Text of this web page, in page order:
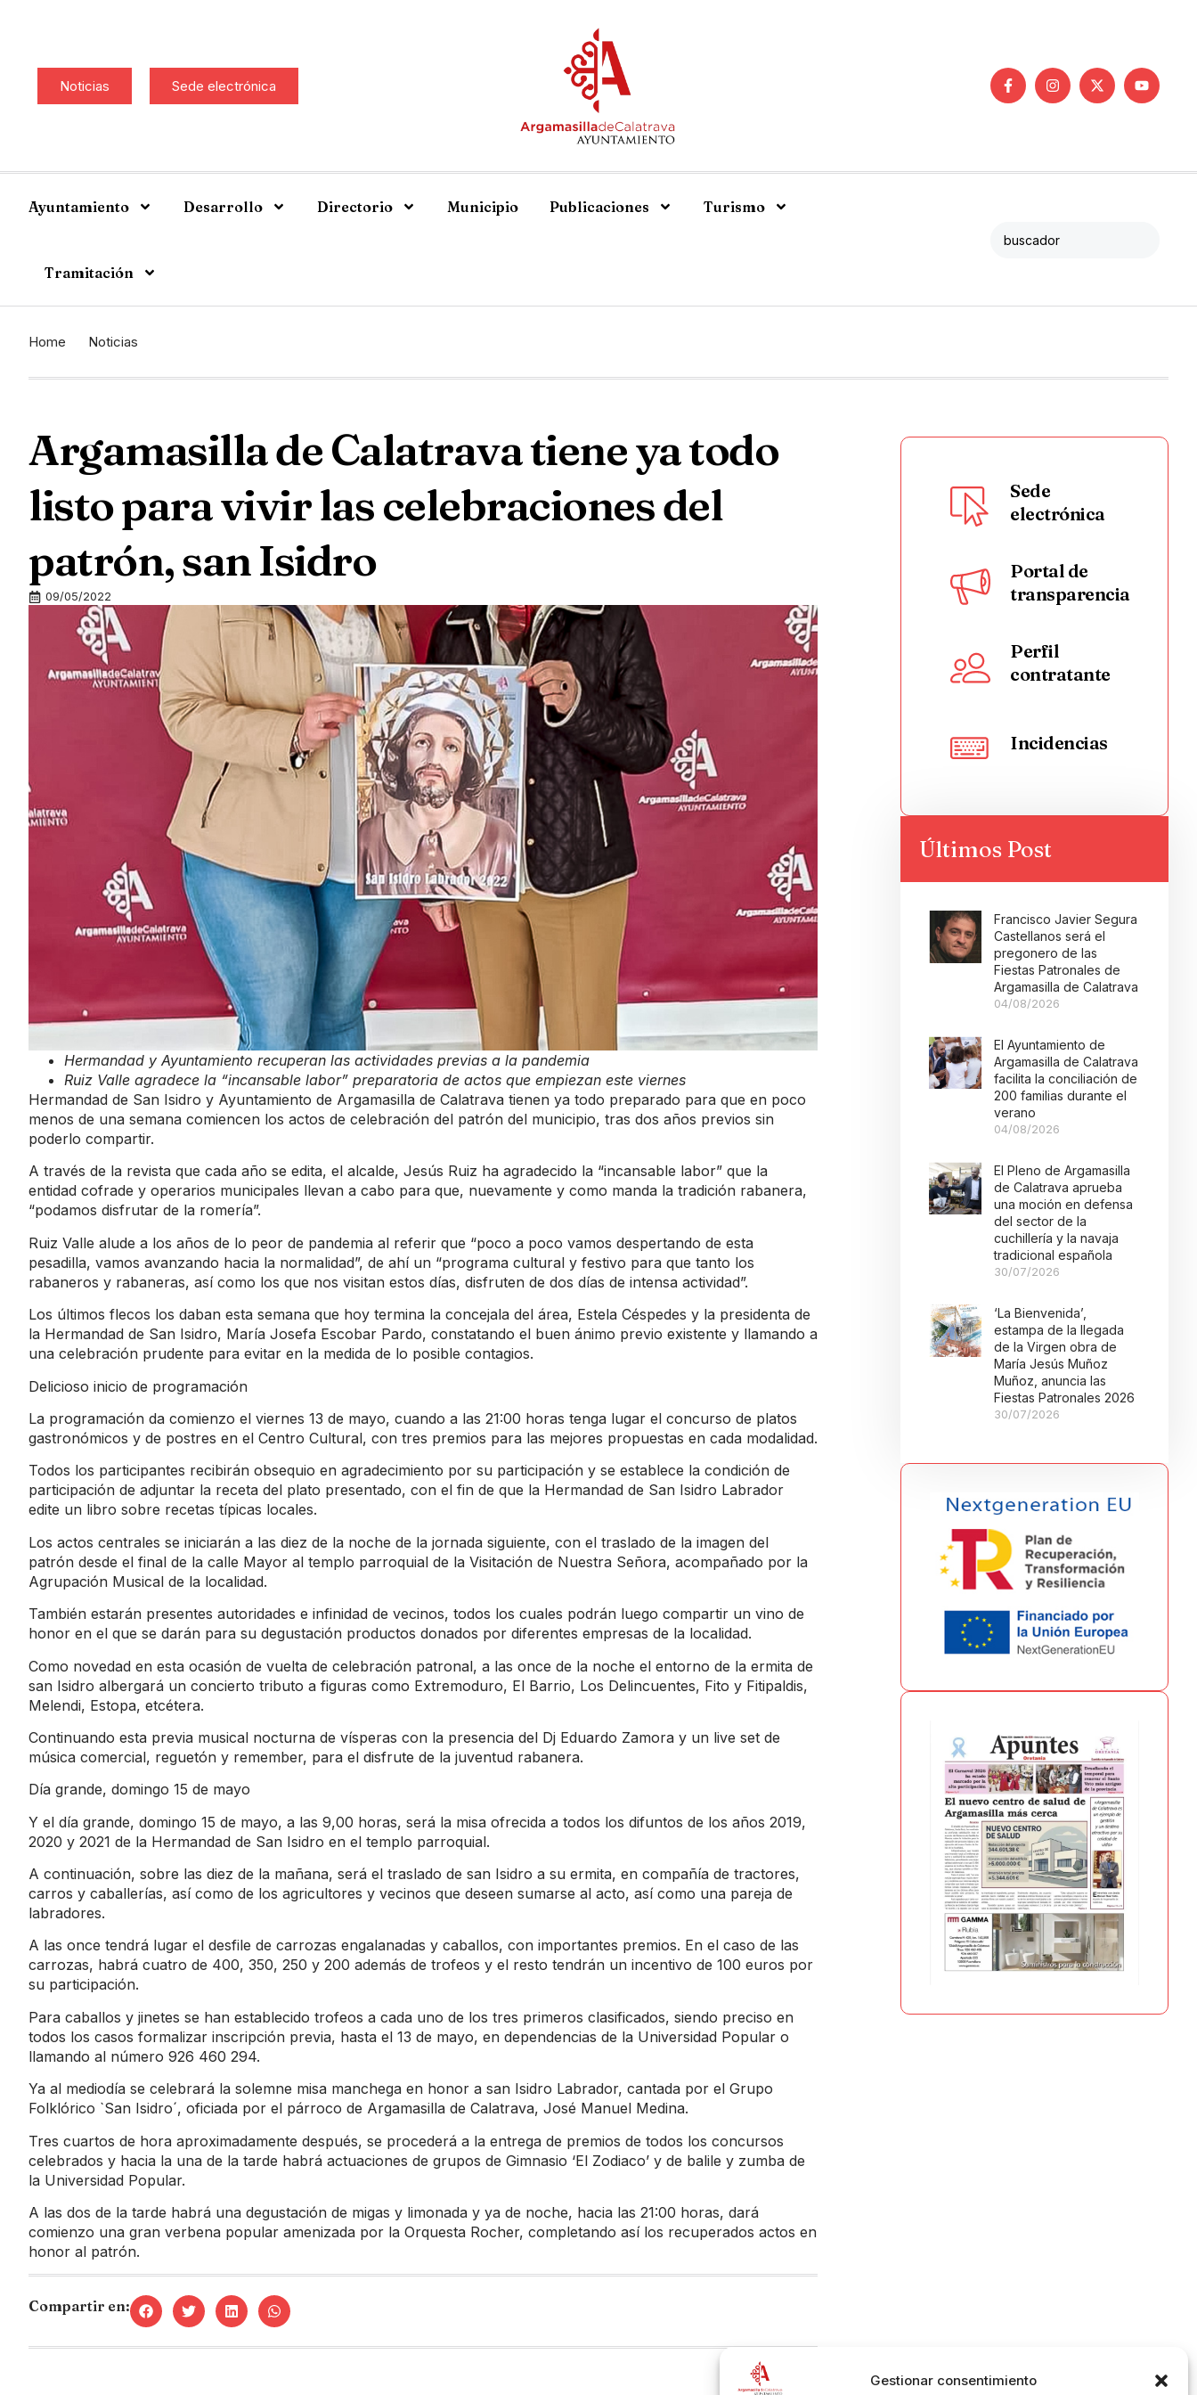
Gestionar consentimiento
Noticias Sede electrónica
Ayuntamiento Desarrollo Directorio Municipio Publicaciones Turismo
Tramitación
Home Noticias
Argamasilla de Calatrava tiene ya todo
listo para vivir las celebraciones del
patrón, san Isidro
09/05/2022
Hermandad y Ayuntamiento recuperan las actividades previas a la pandemia
Ruiz Valle agradece la “incansable labor” preparatoria de actos que empiezan este viernes
Hermandad de San Isidro y Ayuntamiento de Argamasilla de Calatrava tienen ya todo preparado para que en poco
menos de una semana comiencen los actos de celebración del patrón del municipio, tras dos años previos sin
poderlo compartir.
A través de la revista que cada año se edita, el alcalde, Jesús Ruiz ha agradecido la “incansable labor” que la
entidad cofrade y operarios municipales llevan a cabo para que, nuevamente y como manda la tradición rabanera,
“podamos disfrutar de la romería”.
Ruiz Valle alude a los años de lo peor de pandemia al referir que “poco a poco vamos despertando de esta
pesadilla, vamos avanzando hacia la normalidad”, de ahí un “programa cultural y festivo para que tanto los
rabaneros y rabaneras, así como los que nos visitan estos días, disfruten de dos días de intensa actividad”.
Los últimos flecos los daban esta semana que hoy termina la concejala del área, Estela Céspedes y la presidenta de
la Hermandad de San Isidro, María Josefa Escobar Pardo, constatando el buen ánimo previo existente y llamando a
una celebración prudente para evitar en la medida de lo posible contagios.
Delicioso inicio de programación
La programación da comienzo el viernes 13 de mayo, cuando a las 21:00 horas tenga lugar el concurso de platos
gastronómicos y de postres en el Centro Cultural, con tres premios para las mejores propuestas en cada modalidad.
Todos los participantes recibirán obsequio en agradecimiento por su participación y se establece la condición de
participación de adjuntar la receta del plato presentado, con el fin de que la Hermandad de San Isidro Labrador
edite un libro sobre recetas típicas locales.
Los actos centrales se iniciarán a las diez de la noche de la jornada siguiente, con el traslado de la imagen del
patrón desde el final de la calle Mayor al templo parroquial de la Visitación de Nuestra Señora, acompañado por la
Agrupación Musical de la localidad.
También estarán presentes autoridades e infinidad de vecinos, todos los cuales podrán luego compartir un vino de
honor en el que se darán para su degustación productos donados por diferentes empresas de la localidad.
Como novedad en esta ocasión de vuelta de celebración patronal, a las once de la noche el entorno de la ermita de
san Isidro albergará un concierto tributo a figuras como Extremoduro, El Barrio, Los Delincuentes, Fito y Fitipaldis,
Melendi, Estopa, etcétera.
Continuando esta previa musical nocturna de vísperas con la presencia del Dj Eduardo Zamora y un live set de
música comercial, reguetón y remember, para el disfrute de la juventud rabanera.
Día grande, domingo 15 de mayo
Y el día grande, domingo 15 de mayo, a las 9,00 horas, será la misa ofrecida a todos los difuntos de los años 2019,
2020 y 2021 de la Hermandad de San Isidro en el templo parroquial.
A continuación, sobre las diez de la mañana, será el traslado de san Isidro a su ermita, en compañía de tractores,
carros y caballerías, así como de los agricultores y vecinos que deseen sumarse al acto, así como una pareja de
labradores.
A las once tendrá lugar el desfile de carrozas engalanadas y caballos, con importantes premios. En el caso de las
carrozas, habrá cuatro de 400, 350, 250 y 200 además de trofeos y el resto tendrán un incentivo de 100 euros por
su participación.
Para caballos y jinetes se han establecido trofeos a cada uno de los tres primeros clasificados, siendo preciso en
todos los casos formalizar inscripción previa, hasta el 13 de mayo, en dependencias de la Universidad Popular o
llamando al número 926 460 294.
Ya al mediodía se celebrará la solemne misa manchega en honor a san Isidro Labrador, cantada por el Grupo
Folklórico `San Isidro´, oficiada por el párroco de Argamasilla de Calatrava, José Manuel Medina.
Tres cuartos de hora aproximadamente después, se procederá a la entrega de premios de todos los concursos
celebrados y hacia la una de la tarde habrá actuaciones de grupos de Gimnasio ‘El Zodiaco’ y de balile y zumba de
la Universidad Popular.
A las dos de la tarde habrá una degustación de migas y limonada y ya de noche, hacia las 21:00 horas, dará
comienzo una gran verbena popular amenizada por la Orquesta Rocher, completando así los recuperados actos en
honor al patrón.
Compartir en:
Sede
electrónica
Portal de
transparencia
Perfil
contratante
Incidencias
Últimos Post
Francisco Javier Segura
Castellanos será el
pregonero de las
Fiestas Patronales de
Argamasilla de Calatrava
04/08/2026
El Ayuntamiento de
Argamasilla de Calatrava
facilita la conciliación de
200 familias durante el
verano
04/08/2026
El Pleno de Argamasilla
de Calatrava aprueba
una moción en defensa
del sector de la
cuchillería y la navaja
tradicional española
30/07/2026
‘La Bienvenida’,
estampa de la llegada
de la Virgen obra de
María Jesús Muñoz
Muñoz, anuncia las
Fiestas Patronales 2026
30/07/2026